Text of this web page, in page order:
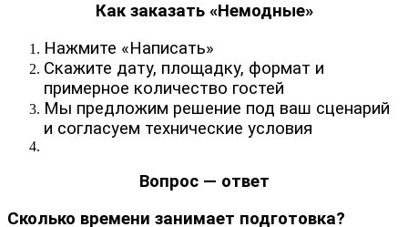
Как заказать «Немодные»
Нажмите «Написать»
Скажите дату, площадку, формат и
примерное количество гостей
Мы предложим решение под ваш сценарий
и согласуем технические условия
Вопрос — ответ
Сколько времени занимает подготовка?